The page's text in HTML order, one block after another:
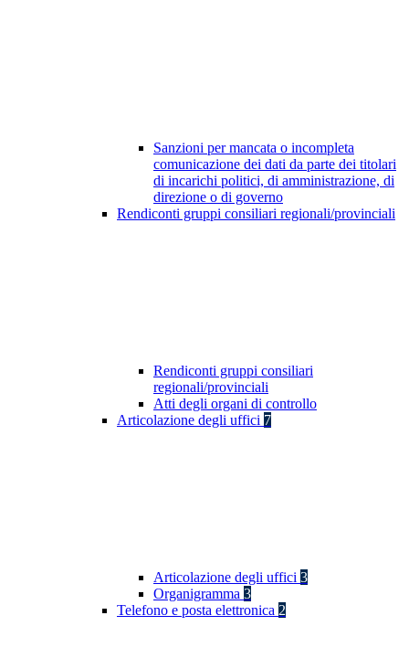
Sanzioni per mancata o incompleta
comunicazione dei dati da parte dei titolari
di incarichi politici, di amministrazione, di
direzione o di governo
Rendiconti gruppi consiliari regionali/provinciali
Rendiconti gruppi consiliari
regionali/provinciali
Atti degli organi di controllo
Articolazione degli uffici 7
Articolazione degli uffici 3
Organigramma 3
Telefono e posta elettronica 2